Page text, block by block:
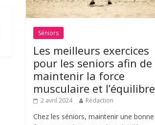
Séniors
Les meilleurs exercices
pour les seniors afin de
maintenir la force
musculaire et l’équilibre
2 avril 2024 Rédaction
Chez les séniors, maintenir une bonne